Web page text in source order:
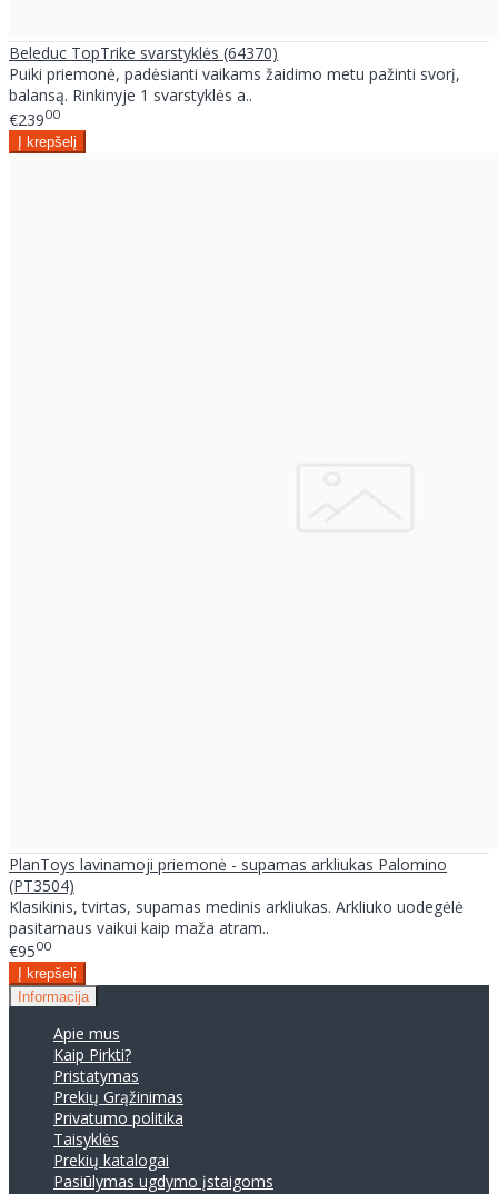
Beleduc TopTrike svarstyklės (64370)
Puiki priemonė, padėsianti vaikams žaidimo metu pažinti svorį,
balansą. Rinkinyje 1 svarstyklės a..
€23900
PlanToys lavinamoji priemonė - supamas arkliukas Palomino
(PT3504)
Klasikinis, tvirtas, supamas medinis arkliukas. Arkliuko uodegėlė
pasitarnaus vaikui kaip maža atram..
€9500
Informacija
Apie mus
Kaip Pirkti?
Pristatymas
Prekių Grąžinimas
Privatumo politika
Taisyklės
Prekių katalogai
Pasiūlymas ugdymo įstaigoms